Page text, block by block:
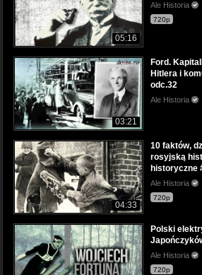
05:16
Ale Historia
720p
03:21
Ford.
Hitlera i
odc.32
Ale Historia
04:33
10 faktów,
rosyjską
historyczne
Ale Historia
720p
Polski
Ale Historia
720p